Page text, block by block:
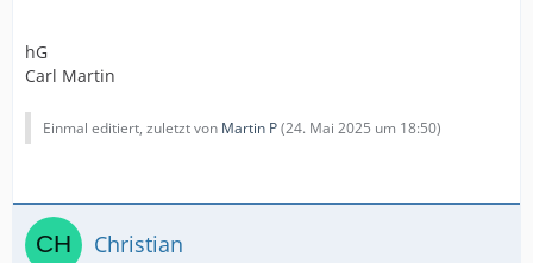
hG
Carl Martin
Einmal editiert, zuletzt von Martin P(24. Mai 2025 um 18:50)
Christian